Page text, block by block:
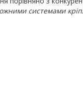
системами